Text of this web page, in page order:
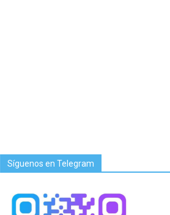
Síguenos en Telegram